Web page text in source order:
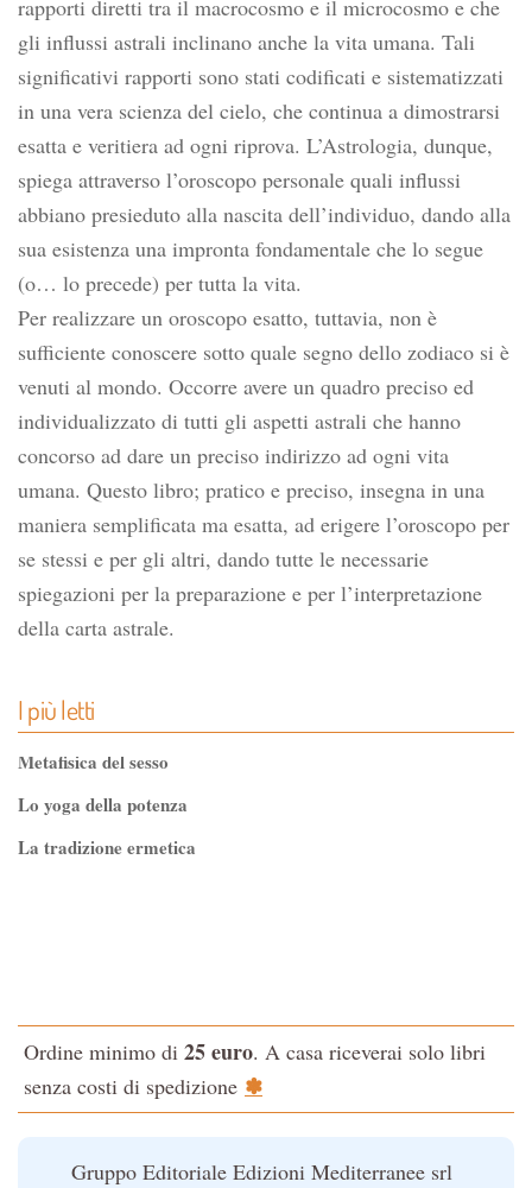
rapporti diretti tra il macrocosmo e il microcosmo e che
gli influssi astrali inclinano anche la vita umana. Tali
significativi rapporti sono stati codificati e sistematizzati
in una vera scienza del cielo, che continua a dimostrarsi
esatta e veritiera ad ogni riprova. L’Astrologia, dunque,
spiega attraverso l’oroscopo personale quali influssi
abbiano presieduto alla nascita dell’individuo, dando alla
sua esistenza una impronta fondamentale che lo segue
(o… lo precede) per tutta la vita.
Per realizzare un oroscopo esatto, tuttavia, non è
sufficiente conoscere sotto quale segno dello zodiaco si è
venuti al mondo. Occorre avere un quadro preciso ed
individualizzato di tutti gli aspetti astrali che hanno
concorso ad dare un preciso indirizzo ad ogni vita
umana. Questo libro; pratico e preciso, insegna in una
maniera semplificata ma esatta, ad erigere l’oroscopo per
se stessi e per gli altri, dando tutte le necessarie
spiegazioni per la preparazione e per l’interpretazione
della carta astrale.
I più letti
Metafisica del sesso
Lo yoga della potenza
La tradizione ermetica
La Cabala
Il potere del serpente
Ordine minimo di 25 euro. A casa riceverai solo libri
senza costi di spedizione ✽
Gruppo Editoriale Edizioni Mediterranee srl